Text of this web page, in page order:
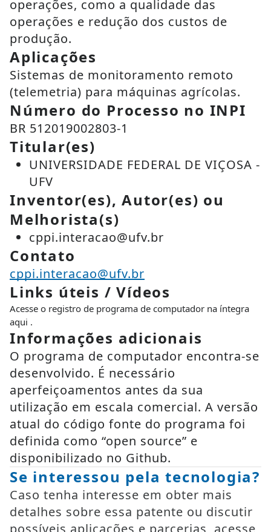
operações, como a qualidade das
operações e redução dos custos de
produção.
Aplicações
Sistemas de monitoramento remoto
(telemetria) para máquinas agrícolas.
Número do Processo no INPI
BR 512019002803-1
Titular(es)
UNIVERSIDADE FEDERAL DE VIÇOSA -
UFV
Inventor(es), Autor(es) ou
Melhorista(s)
cppi.interacao@ufv.br
Contato
cppi.interacao@ufv.br
Links úteis / Vídeos
Acesse o registro de programa de computador na íntegra
aqui .
Informações adicionais
O programa de computador encontra-se
desenvolvido. É necessário
aperfeiçoamentos antes da sua
utilização em escala comercial. A versão
atual do código fonte do programa foi
definida como “open source” e
disponibilizado no Github.
Se interessou pela tecnologia?
Caso tenha interesse em obter mais
detalhes sobre essa patente ou discutir
possíveis aplicações e parcerias, acesse